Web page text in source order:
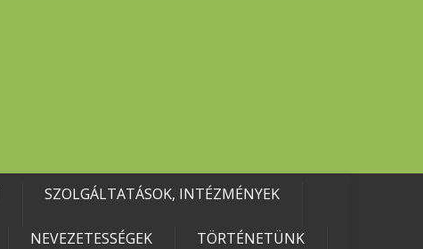
SZOLGÁLTATÁSOK, INTÉZMÉNYEK
NEVEZETESSÉGEK TÖRTÉNETÜNK